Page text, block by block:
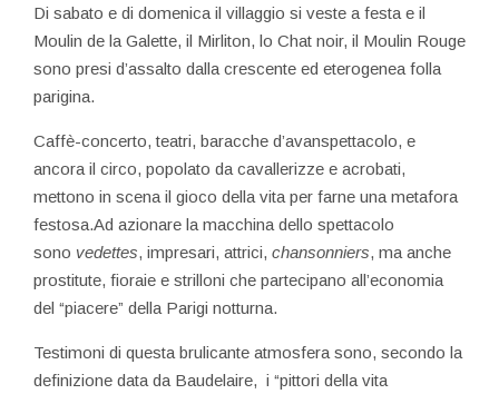
Di sabato e di domenica il villaggio si veste a festa e il
Moulin de la Galette, il Mirliton, lo Chat noir, il Moulin Rouge
sono presi d’assalto dalla crescente ed eterogenea folla
parigina.
Caffè-concerto, teatri, baracche d’avanspettacolo, e
ancora il circo, popolato da cavallerizze e acrobati,
mettono in scena il gioco della vita per farne una metafora
festosa.Ad azionare la macchina dello spettacolo
sono vedettes, impresari, attrici, chansonniers, ma anche
prostitute, fioraie e strilloni che partecipano all’economia
del “piacere” della Parigi notturna.
Testimoni di questa brulicante atmosfera sono, secondo la
definizione data da Baudelaire, i “pittori della vita